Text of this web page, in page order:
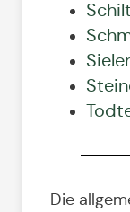
Die